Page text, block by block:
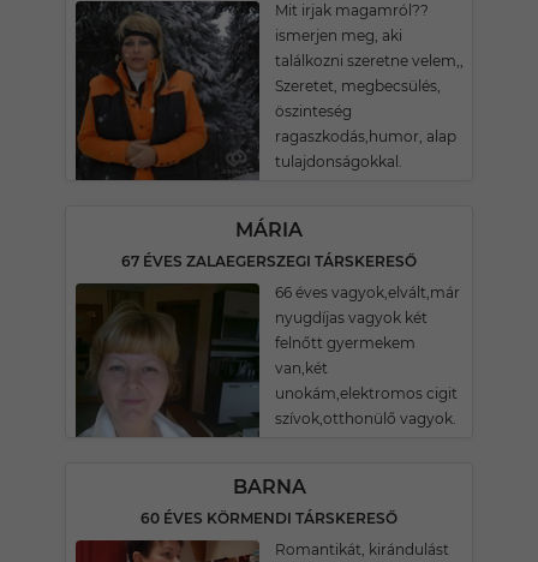
Mit irjak magamról??
ismerjen meg, aki
találkozni szeretne velem,,
Szeretet, megbecsülés,
öszinteség
ragaszkodás,humor, alap
tulajdonságokkal.
MÁRIA
67 ÉVES ZALAEGERSZEGI TÁRSKERESŐ
66 éves vagyok,elvált,már
nyugdíjas vagyok két
felnőtt gyermekem
van,két
unokám,elektromos cigit
szívok,otthonülő vagyok.
BARNA
60 ÉVES KÖRMENDI TÁRSKERESŐ
Romantikát, kirándulást